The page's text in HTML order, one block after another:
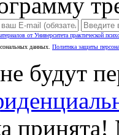
от Университета практической
данных. Политика защиты
будут